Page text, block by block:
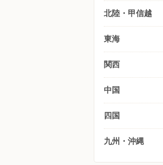
北陸・甲信越
東海
関西
中国
四国
九州・沖縄